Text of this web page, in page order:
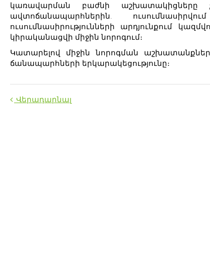
կառավարման բաժնի աշխատակիցները
ավտոճանապարհներին.
ուսումնասիրությունների արդյունքում
կիրականացվի միջին նորոգում։
Կատարելով միջին նորոգման
ճանապարհների երկարակեցությունը։
Վերադարնալ